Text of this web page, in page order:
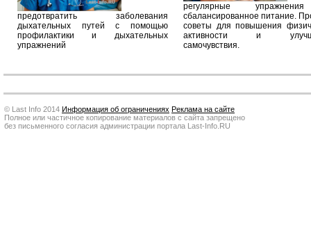
предотвратить заболевания
дыхательных путей с помощью
профилактики и дыхательных
упражнений
регулярные
сбалансированное питание.
советы для повышения
активности и
самочувствия.
© Last Info 2014 Информация об ограничениях Реклама на сайте
Полное или частичное копирование материалов с сайта запрещено
без письменного согласия администрации портала Last-Info.RU